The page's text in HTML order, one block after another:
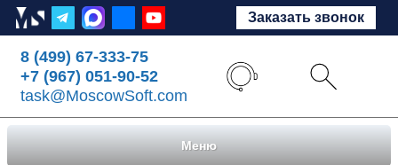
Заказать звонок
8 (499) 67-333-75
+7 (967) 051-90-52
task@MoscowSoft.com
Меню